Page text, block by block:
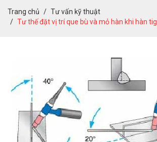
Trang chủ
Tư vấn kỹ thuật
Tư thế đặt vị trí que bù và mỏ hàn khi hàn tig